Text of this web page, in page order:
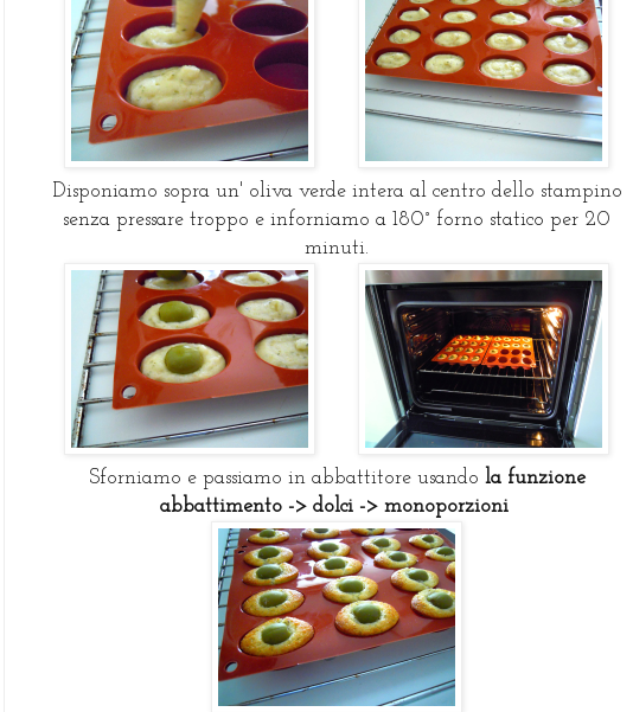
Disponiamo sopra un' oliva verde intera al centro dello stampino
senza pressare troppo e inforniamo a 180° forno statico per 20
minuti.
Sforniamo e passiamo in abbattitore usando la funzione
abbattimento -> dolci -> monoporzioni